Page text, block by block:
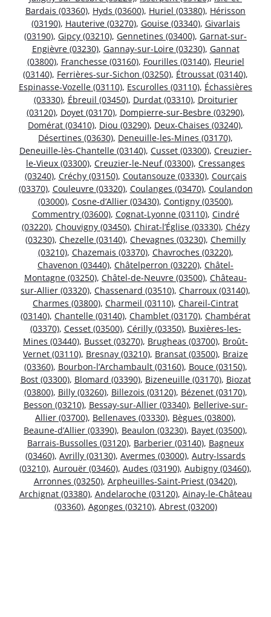
Bardais (03360), Hyds (03600), Huriel (03380), Hérisson
(03190), Hauterive (03270), Gouise (03340), Givarlais
(03190), Gipcy (03210), Gennetines (03400), Garnat-sur-
Engièvre (03230), Gannay-sur-Loire (03230), Gannat
(03800), Franchesse (03160), Fourilles (03140), Fleuriel
(03140), Ferrières-sur-Sichon (03250), Étroussat (03140),
Espinasse-Vozelle (03110), Escurolles (03110), Échassières
(03330), Ébreuil (03450), Durdat (03310), Droiturier
(03120), Doyet (03170), Dompierre-sur-Besbre (03290),
Domérat (03410), Diou (03290), Deux-Chaises (03240),
Désertines (03630), Deneuille-les-Mines (03170),
Deneuille-lès-Chantelle (03140), Cusset (03300), Creuzier-
le-Vieux (03300), Creuzier-le-Neuf (03300), Cressanges
(03240), Créchy (03150), Coutansouze (03330), Courçais
(03370), Couleuvre (03320), Coulanges (03470), Coulandon
(03000), Cosne-d’Allier (03430), Contigny (03500),
Commentry (03600), Cognat-Lyonne (03110), Cindré
(03220), Chouvigny (03450), Chirat-l’Église (03330), Chézy
(03230), Chezelle (03140), Chevagnes (03230), Chemilly
(03210), Chazemais (03370), Chavroches (03220),
Chavenon (03440), Châtelperron (03220), Châtel-
Montagne (03250), Châtel-de-Neuvre (03500), Château-
sur-Allier (03320), Chassenard (03510), Charroux (03140),
Charmes (03800), Charmeil (03110), Chareil-Cintrat
(03140), Chantelle (03140), Chamblet (03170), Chambérat
(03370), Cesset (03500), Cérilly (03350), Buxières-les-
Mines (03440), Busset (03270), Brugheas (03700), Broût-
Vernet (03110), Bresnay (03210), Bransat (03500), Braize
(03360), Bourbon-l’Archambault (03160), Bouce (03150),
Bost (03300), Blomard (03390), Bizeneuille (03170), Biozat
(03800), Billy (03260), Billezois (03120), Bézenet (03170),
Besson (03210), Bessay-sur-Allier (03340), Bellerive-sur-
Allier (03700), Bellenaves (03330), Bègues (03800),
Beaune-d’Allier (03390), Beaulon (03230), Bayet (03500),
Barrais-Bussolles (03120), Barberier (03140), Bagneux
(03460), Avrilly (03130), Avermes (03000), Autry-Issards
(03210), Aurouër (03460), Audes (03190), Aubigny (03460),
Arronnes (03250), Arpheuilles-Saint-Priest (03420),
Archignat (03380), Andelaroche (03120), Ainay-le-Château
(03360), Agonges (03210), Abrest (03200)